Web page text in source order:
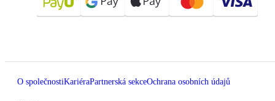
O společnostiKariéraPartnerská sekceOchrana osobních údajů